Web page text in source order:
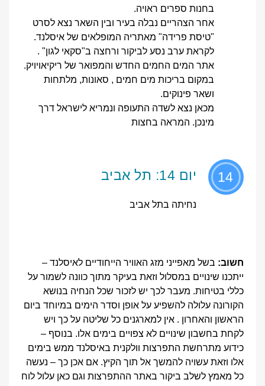
בחנות ספרים ראויה.
אחר הצהריים נבלה בעיר ובין השאר נצא לסרט
"טיסת פרידה" מאתריה המופלאים של איסלנד.
לקראת ערב נסע לביקור ורחצה ב"סקאי לגון" .
אתר המים החמים החדש והמפואר של ריקיאויויק.
במקום בריכות מים חמים , סאונות, מלתחות
ושאר פינוקים.
מכאן נצא לשדה התעופה ונמריא לישראל דרך
מינכן. המראה בחצות
14 יום 14: תל אביב
נחיתה בתל אביב
חשוב: בשל מאפייני מזג האוויר הייחודיים לאיסלנד –
ייתכנו שינויים במסלול וזאת בעיקר מתוך כוונה לשמור על
כללי בטיחות. מעבר לכך יש לזכור שכל הנחיה בנושא
הקורונה עלולה להשפיע על אופן וסדר הימים במיוחד ביום
הראשון והאחרון . אין למארגנים כל שליטה על כך ויש
לקחת בחשבון שינויים לא צפויים בימים אלו. בנוסף –
כידוע מתרחשת התפרצות וולקנית באיסלנד ממש בימים
אלו וזאת עשויה להמשך אל תוך הקיץ. אם אכן כך – נעשה
כל מאמץ לשלב ביקור באתר ההתפרצות וגם כאן עלול לוח